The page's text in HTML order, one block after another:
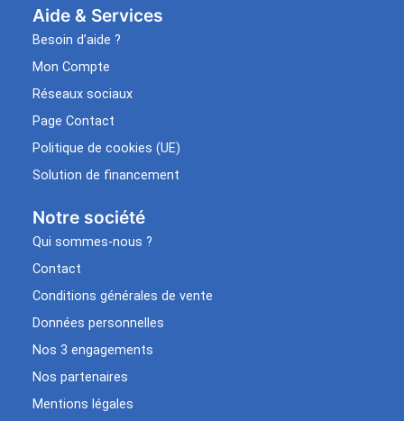
Aide & Services​
Besoin d’aide ?
Mon Compte
Réseaux sociaux
Page Contact
Politique de cookies (UE)
Solution de financement
Notre société
Qui sommes-nous ?
Contact
Conditions générales de vente
Données personnelles
Nos 3 engagements
Nos partenaires
Mentions légales